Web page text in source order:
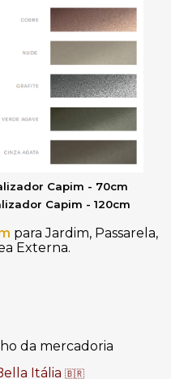
Capim - 70cm
Capim - 120cm
para Jardim, Passarela,
Externa.
da mercadoria
Itália 🇧🇷